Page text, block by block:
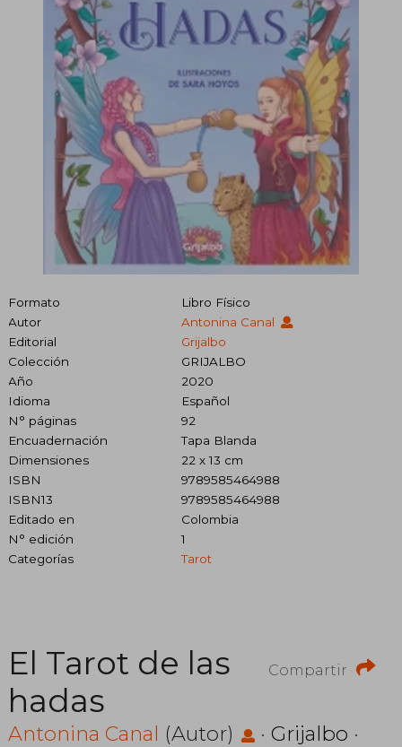
Formato
Libro Físico
Autor
Antonina Canal
Editorial
Grijalbo
Colección
GRIJALBO
Año
2020
Idioma
Español
N° páginas
92
Encuadernación
Tapa Blanda
Dimensiones
22 x 13 cm
ISBN
9789585464988
ISBN13
9789585464988
Editado en
Colombia
N° edición
1
Categorías
Tarot
Compartir
El Tarot de las
hadas
Antonina Canal (Autor) · Grijalbo ·